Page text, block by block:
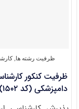
ظرفیت رشته ها,
ظرفیت کنکور
دامپزشکی (کد ۱۵۰۲)